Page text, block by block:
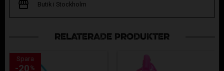
Butik i Stockholm
RELATERADE PRODUKTER
Spara
20 %